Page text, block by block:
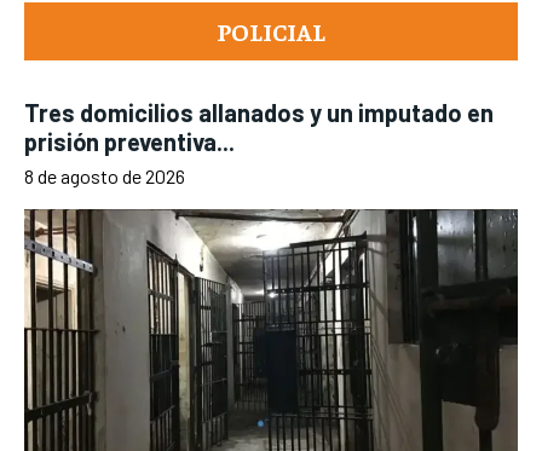
POLICIAL
Tres domicilios allanados y un imputado en
prisión preventiva...
8 de agosto de 2026